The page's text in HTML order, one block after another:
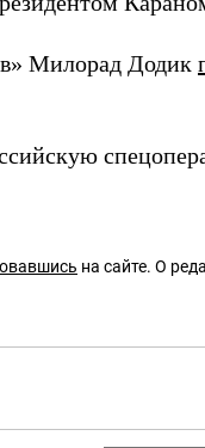
Милорад Додик
на сайте. О